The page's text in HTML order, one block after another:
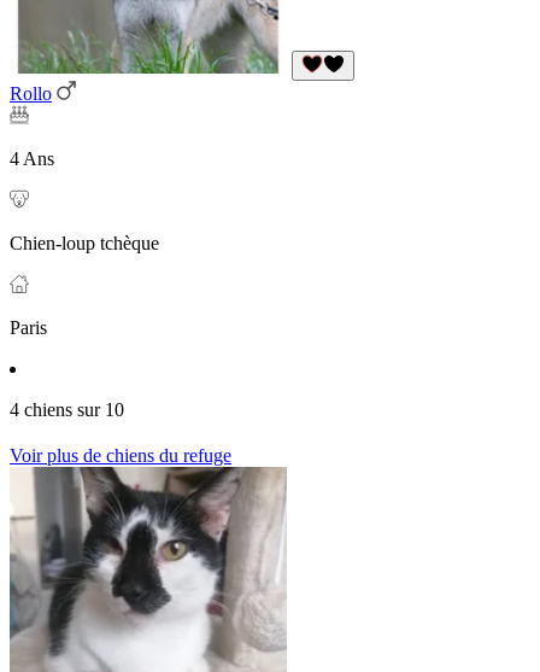
Rollo
4 Ans
Chien-loup tchèque
Paris
4 chiens sur 10
Voir plus de chiens du refuge